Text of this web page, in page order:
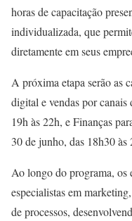
horas de capacitação
individualizada, que
diretamente em seus
A próxima etapa serão as
digital e vendas por
19h às 22h, e Finanças
30 de junho, das 18h30 às
Ao longo do programa, os
especialistas em
de processos,